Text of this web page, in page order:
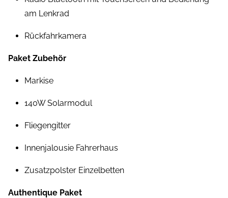
am Lenkrad
Rückfahrkamera
Paket Zubehör
Markise
140W Solarmodul
Fliegengitter
Innenjalousie Fahrerhaus
Zusatzpolster Einzelbetten
Authentique Paket